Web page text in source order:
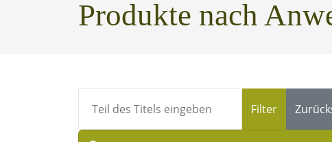
Produkte nach
Filter